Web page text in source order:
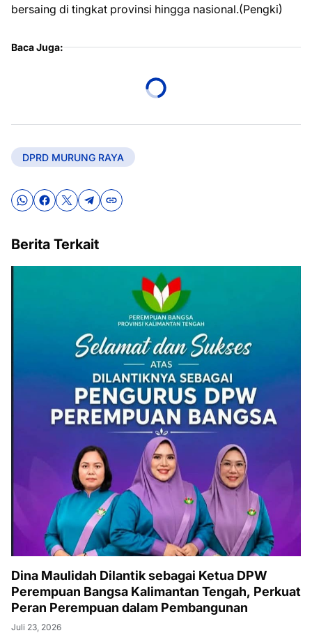
bersaing di tingkat provinsi hingga nasional.(Pengki)
Baca Juga:
DPRD MURUNG RAYA
Berita Terkait
Dina Maulidah Dilantik sebagai Ketua DPW
Perempuan Bangsa Kalimantan Tengah, Perkuat
Peran Perempuan dalam Pembangunan
Juli 23, 2026